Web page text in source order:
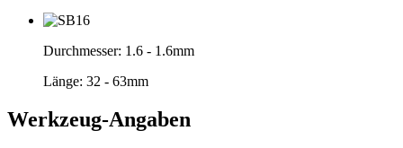
Durchmesser: 1.6 - 1.6mm
Länge: 32 - 63mm
Werkzeug-Angaben